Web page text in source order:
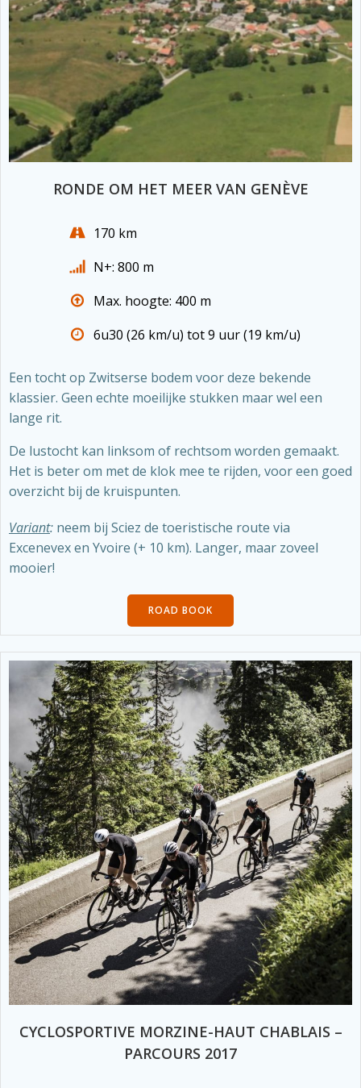
RONDE OM HET MEER VAN GENÈVE
170 km
N+: 800 m
Max. hoogte: 400 m
6u30 (26 km/u) tot 9 uur (19 km/u)
Een tocht op Zwitserse bodem voor deze bekende
klassier. Geen echte moeilijke stukken maar wel een
lange rit.
De lustocht kan linksom of rechtsom worden gemaakt.
Het is beter om met de klok mee te rijden, voor een goed
overzicht bij de kruispunten.
Variant: neem bij Sciez de toeristische route via
Excenevex en Yvoire (+ 10 km). Langer, maar zoveel
mooier!
ROAD BOOK
CYCLOSPORTIVE MORZINE-HAUT CHABLAIS –
PARCOURS 2017